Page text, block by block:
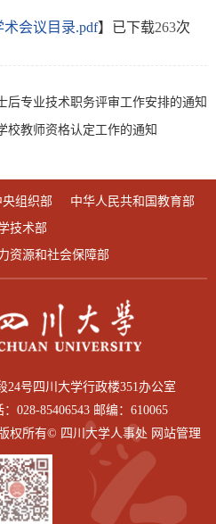
术会议目录.pdf】已下载263次
后专业技术职务评审工作安排的通知
校教师资格认定工作的通知
央组织部
中华人民共和国教育部
技术部
资源和社会保障部
24号四川大学行政楼351办公室
028-85406543 邮编：610065
权所有© 四川大学人事处 网站管理